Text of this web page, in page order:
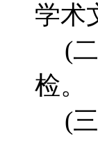
学术
(
检。
(